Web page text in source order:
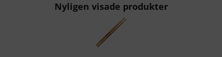
Nyligen visade produkter